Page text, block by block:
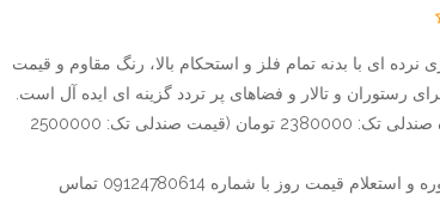
آریان
خراطی
رستورانی
پایه
کنیک
نرده ای با بدنه تمام فلز و استحکام بالا، رنگ مقاوم و قیمت
رستوران و تالار و فضاهای پر تردد گزینه ای ایده آل است.
قیمت وبژه صندلی تک: 2380000 تومان (قیمت صندلی تک: 2500000
جهت مشاوره و استعلام قیمت روز با شماره 09124780614 تماس